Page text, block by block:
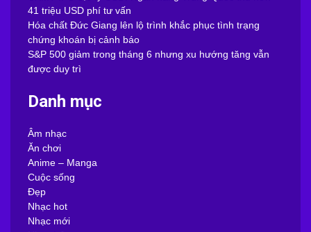
41 triệu USD phí tư vấn
Hóa chất Đức Giang lên lộ trình khắc phục tình trạng
chứng khoán bị cảnh báo
S&P 500 giảm trong tháng 6 nhưng xu hướng tăng vẫn
được duy trì
Danh mục
Âm nhạc
Ăn chơi
Anime – Manga
Cuộc sống
Đẹp
Nhạc hot
Nhạc mới